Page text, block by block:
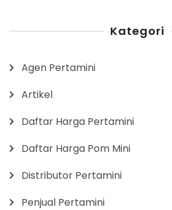
Kategori
Agen Pertamini
Artikel
Daftar Harga Pertamini
Daftar Harga Pom Mini
Distributor Pertamini
Penjual Pertamini